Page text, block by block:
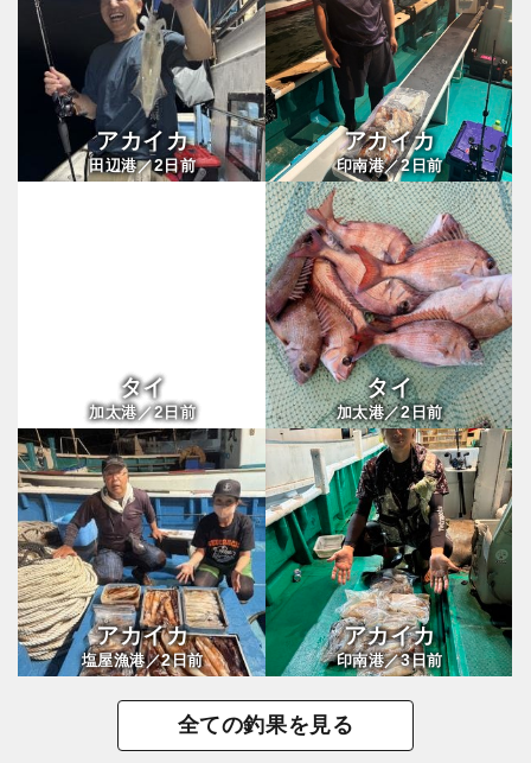
アカイカ
田辺港／2日前
アカイカ
印南港／2日前
タイ
加太港／2日前
タイ
加太港／2日前
アカイカ
塩屋漁港／2日前
アカイカ
印南港／3日前
全ての釣果を見る